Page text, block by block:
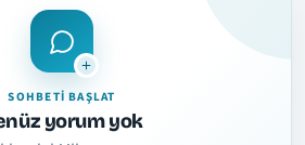
SOHBETI BAŞLAT
yorum yok